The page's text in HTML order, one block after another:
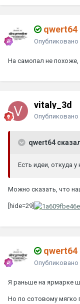
qwert64
Опубликовано
На самопал не похоже,
vitaly_3d
Опубликовано
qwert64
Есть идеи, откуда у
Можно сказать, что
[hide=29]
qwert64
Опубликовано
Я раньше на ярмарке
Но по сотовому мягко